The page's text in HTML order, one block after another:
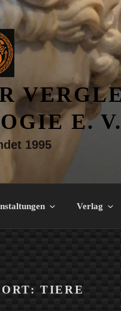
E. V.
1995
Verlag
TIERE